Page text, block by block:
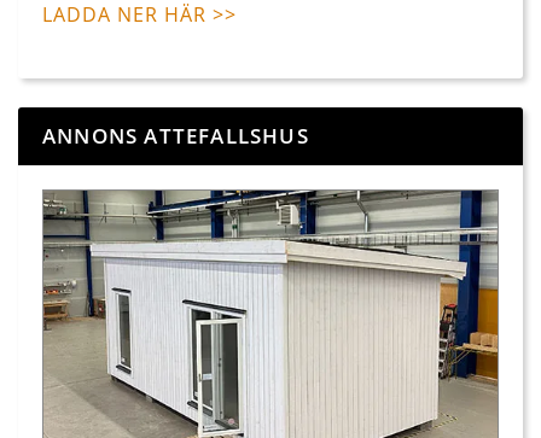
LADDA NER HÄR >>
ANNONS ATTEFALLSHUS